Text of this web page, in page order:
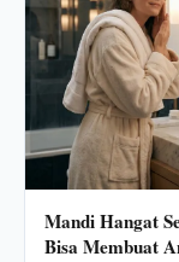
Mandi Hangat
Bisa Membuat